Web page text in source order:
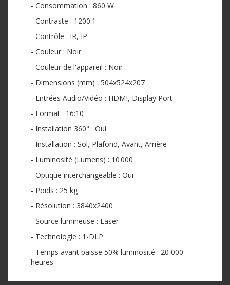
- Consommation : 860 W
- Contraste : 1200:1
- Contrôle : IR, IP
- Couleur : Noir
- Couleur de l'appareil : Noir
- Dimensions (mm) : 504x524x207
- Entrées Audio/Vidéo : HDMI, Display Port
- Format : 16:10
- Installation 360° : Oui
- Installation : Sol, Plafond, Avant, Arrière
- Luminosité (Lumens) : 10 000
- Optique interchangeable : Oui
- Poids : 25 kg
- Résolution : 3840x2400
- Source lumineuse : Laser
- Technologie : 1-DLP
- Temps avant baisse 50% luminosité : 20 000
heures